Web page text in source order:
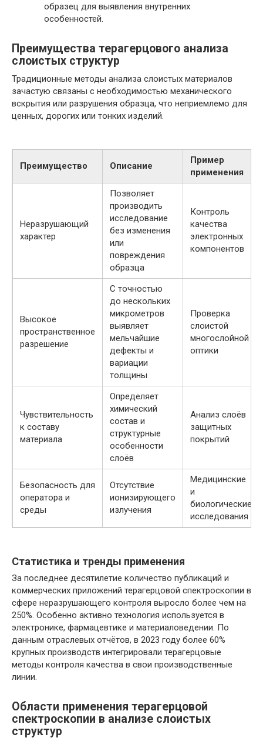
образец для выявления внутренних
особенностей.
Преимущества терагерцового анализа
слоистых структур
Традиционные методы анализа слоистых материалов
зачастую связаны с необходимостью механического
вскрытия или разрушения образца, что неприемлемо для
ценных, дорогих или тонких изделий.
Преимущество Описание
Пример
применения
Неразрушающий
характер
Позволяет
производить
исследование
без изменения
или
повреждения
образца
Контроль
качества
электронных
компонентов
Высокое
пространственное
разрешение
С точностью
до нескольких
микрометров
выявляет
мельчайшие
дефекты и
вариации
толщины
Проверка
слоистой
многослойной
оптики
Чувствительность
к составу
материала
Определяет
химический
состав и
структурные
особенности
слоёв
Анализ слоёв
защитных
покрытий
Безопасность для
оператора и
среды
Отсутствие
ионизирующего
излучения
Медицинские
и
биологические
исследования
Статистика и тренды применения
За последнее десятилетие количество публикаций и
коммерческих приложений терагерцовой спектроскопии в
сфере неразрушающего контроля выросло более чем на
250%. Особенно активно технология используется в
электронике, фармацевтике и материаловедении. По
данным отраслевых отчётов, в 2023 году более 60%
крупных производств интегрировали терагерцовые
методы контроля качества в свои производственные
линии.
Области применения терагерцовой
спектроскопии в анализе слоистых
структур